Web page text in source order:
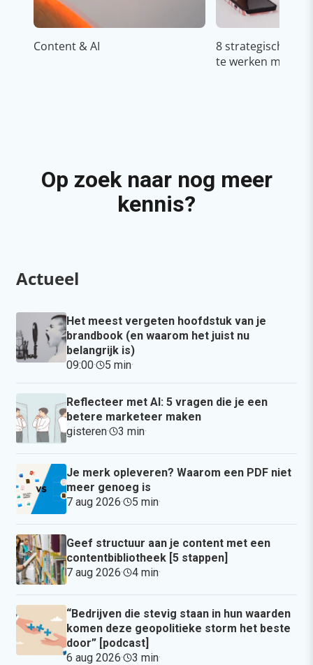
Content & AI
8 strategische
te werken met
Op zoek naar nog meer
kennis?
Actueel
Het meest vergeten hoofdstuk van je
brandbook (en waarom het juist nu
belangrijk is)
09:00· 5 min·
Reflecteer met AI: 5 vragen die je een
betere marketeer maken
gisteren· 3 min·
Je merk opleveren? Waarom een PDF niet
meer genoeg is
7 aug 2026· 5 min·
Geef structuur aan je content met een
contentbibliotheek [5 stappen]
7 aug 2026· 4 min·
“Bedrijven die stevig staan in hun waarden
komen deze geopolitieke storm het beste
door” [podcast]
6 aug 2026· 3 min·